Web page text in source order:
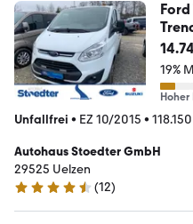
19%
Hoher
Unfallfrei • EZ 10/2015 •
Autohaus Stoedter GmbH
29525 Uelzen
4.7 Sterne
(12)